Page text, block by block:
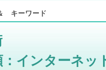
キーワード
インターネッ